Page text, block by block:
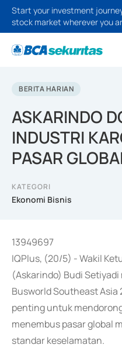
Start your investment
stock market wherever you
BERITA HARIAN
ASKARINDO
INDUSTRI
PASAR
KATEGORI
Ekonomi Bisnis
13949697
IQPlus, (20/5) - Wakil
(Askarindo) Budi
Busworld Southeast
penting untuk
menembus pasar global
standar keselamatan.